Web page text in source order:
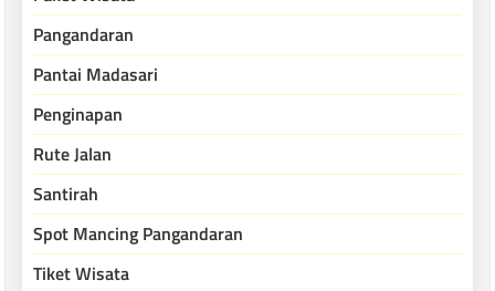
Pangandaran
Pantai Madasari
Penginapan
Rute Jalan
Santirah
Spot Mancing Pangandaran
Tiket Wisata